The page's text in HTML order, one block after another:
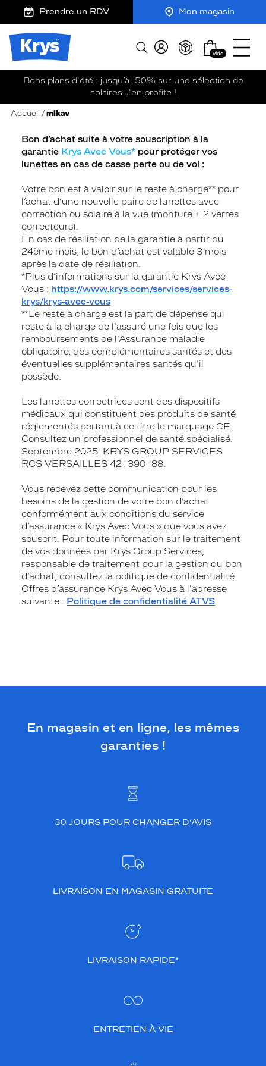
AU
Opticien
Krys
confiance
Prendre un RDV Mon magasin
Afficher
recherche
Mon
panier
vide
Ouvrir
menu
Bons plans d'été : jusqu’à -50% sur une sélection de
solaires J'en profite !
Accueil mlkav
Bon d’achat suite à votre souscription à la
garantie Krys Avec Vous* pour protéger vos
lunettes en cas de casse perte ou de vol :
Votre bon est à valoir sur le reste à charge** pour
l’achat d’une nouvelle paire de lunettes avec
correction ou solaire à la vue (monture + 2 verres
correcteurs).
En cas de résiliation de la garantie à partir du
24ème mois, le bon d’achat est valable 3 mois
après la date de résiliation.
*Plus d’informations sur la garantie Krys Avec
Vous : https://www.krys.com/services/services-
krys/krys-avec-vous
**Le reste à charge est la part de dépense qui
reste à la charge de l'assuré une fois que les
remboursements de l'Assurance maladie
obligatoire, des complémentaires santés et des
éventuelles supplémentaires santés qu'il
possède.
Les lunettes correctrices sont des dispositifs
médicaux qui constituent des produits de santé
réglementés portant à ce titre le marquage CE.
Consultez un professionnel de santé spécialisé.
Septembre 2025. KRYS GROUP SERVICES
RCS VERSAILLES 421 390 188.
Vous recevez cette communication pour les
besoins de la gestion de votre bon d’achat
conformément aux conditions du service
d’assurance « Krys Avec Vous » que vous avez
souscrit. Pour toute information sur le traitement
de vos données par Krys Group Services,
responsable de traitement pour la gestion du bon
d’achat, consultez la politique de confidentialité
Offres d’assurance Krys Avec Vous à l'adresse
suivante : Politique de confidentialité ATVS
En magasin et en ligne, les mêmes
garanties !
30 JOURS POUR CHANGER D’AVIS
LIVRAISON EN MAGASIN GRATUITE
LIVRAISON RAPIDE*
ENTRETIEN À VIE